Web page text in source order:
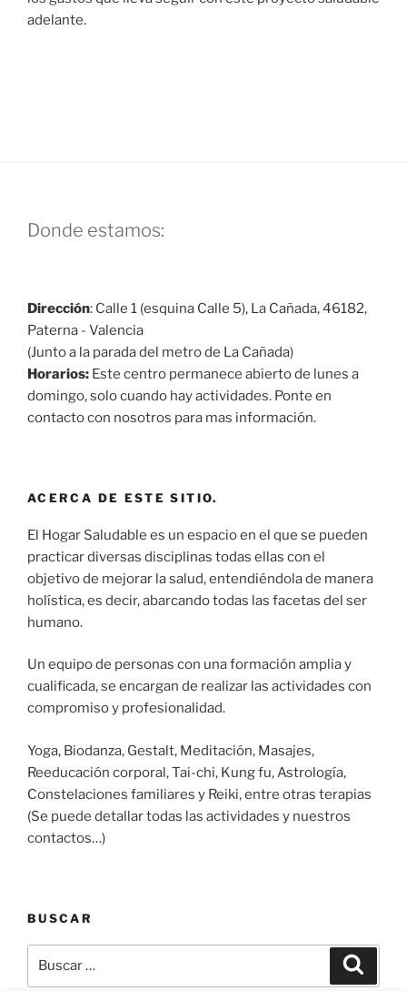
adelante.
Donde estamos:
Dirección: Calle 1 (esquina Calle 5), La Cañada, 46182,
Paterna - Valencia
(Junto a la parada del metro de La Cañada)
Horarios: Este centro permanece abierto de lunes a
domingo, solo cuando hay actividades. Ponte en
contacto con nosotros para mas información.
ACERCA DE ESTE SITIO.
El Hogar Saludable es un espacio en el que se pueden
practicar diversas disciplinas todas ellas con el
objetivo de mejorar la salud, entendiéndola de manera
holística, es decir, abarcando todas las facetas del ser
humano.
Un equipo de personas con una formación amplia y
cualificada, se encargan de realizar las actividades con
compromiso y profesionalidad.
Yoga, Biodanza, Gestalt, Meditación, Masajes,
Reeducación corporal, Tai-chi, Kung fu, Astrología,
Constelaciones familiares y Reiki, entre otras terapias
(Se puede detallar todas las actividades y nuestros
contactos…)
BUSCAR
por: